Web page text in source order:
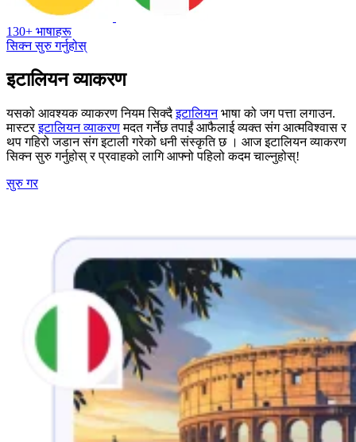
130+ भाषाहरू
सिक्न सुरु गर्नुहोस्
इटालियन व्याकरण
यसको आवश्यक व्याकरण नियम सिक्दैइटालियनभाषा को जग पत्ता लगाउन.
मास्टरइटालियन व्याकरणमदत गर्नेछ तपाईं आफैलाई व्यक्त संग आत्मविश्वास र
थप गहिरो जडान संग इटाली गरेको धनी संस्कृति छ । आज इटालियन व्याकरण
सिक्न सुरु गर्नुहोस् र प्रवाहको लागि आफ्नो पहिलो कदम चाल्नुहोस्!
सुरु गर